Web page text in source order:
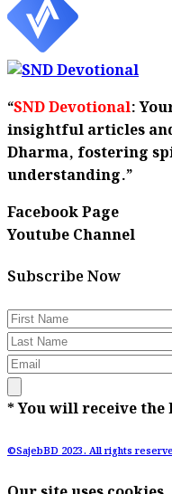
“SND Devotional:
insightful articles
Dharma, fostering
understanding.”
Facebook Page
Youtube Channel
Subscribe Now
* You will receive the
©SajebBD 2023. All rights